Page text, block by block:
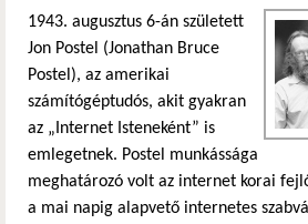
1943. augusztus 6-án született
Jon Postel (Jonathan Bruce
Postel), az amerikai
számítógéptudós, akit gyakran
az „Internet Isteneként” is
emlegetnek. Postel munkássága
meghatározó volt az internet korai
a mai napig alapvető internetes